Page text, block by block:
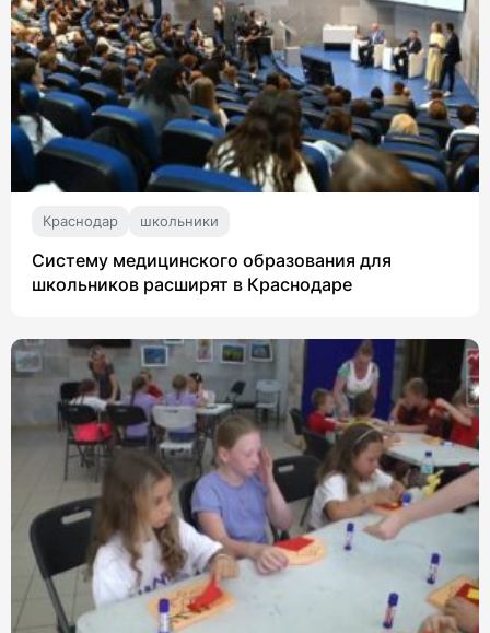
Краснодар школьники
Систему медицинского образования для
школьников расширят в Краснодаре